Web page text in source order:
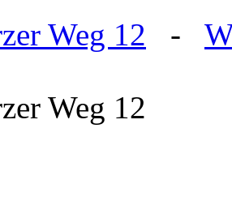
Weg 12 -
Weg 12